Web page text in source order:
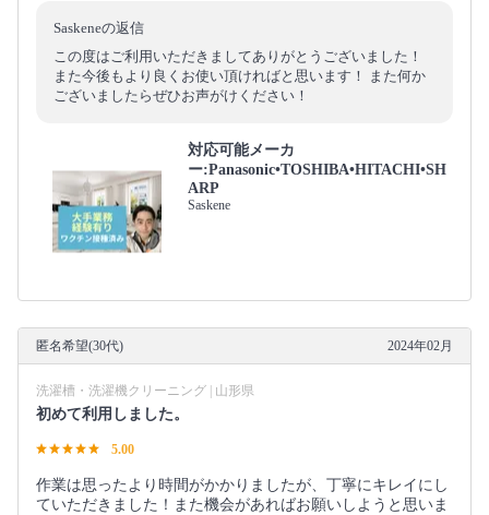
Saskeneの返信
この度はご利用いただきましてありがとうございました！
また今後もより良くお使い頂ければと思います！ また何か
ございましたらぜひお声がけください！
対応可能メーカ
ー:Panasonic•TOSHIBA•HITACHI•SH
ARP
Saskene
匿名希望(30代) 2024年02月
洗濯槽・洗濯機クリーニング | 山形県
初めて利用しました。
5.00
作業は思ったより時間がかかりましたが、丁寧にキレイにし
ていただきました！また機会があればお願いしようと思いま